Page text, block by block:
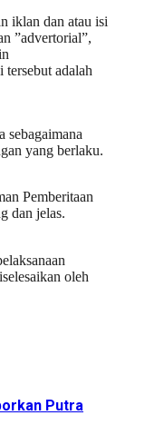
iklan dan atau isi
”advertorial”,
adalah
sebagaimana
yang berlaku.
Pemberitaan
dan jelas.
oleh
Putra